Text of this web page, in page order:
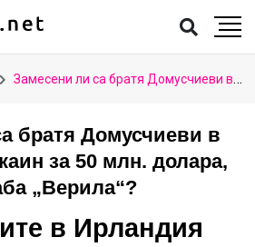
Замесени ли са братя Домусчиеви в трафика на кокаин за 50 млн. долара, открит на кораба „Верила“?
братя Домусчиеви в
за 50 млн. долара,
„Верила“?
в Ирландия